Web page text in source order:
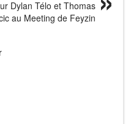
Dylan Télo et Thomas
au Meeting de Feyzin